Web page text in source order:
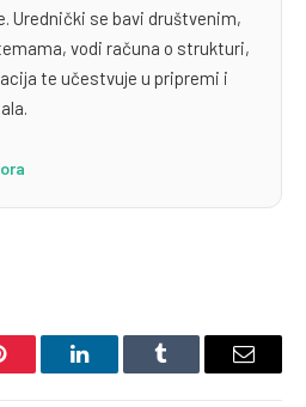
Urednički se bavi društvenim,
vodi računa o strukturi,
te učestvuje u pripremi i
LinkedInTumblr Email